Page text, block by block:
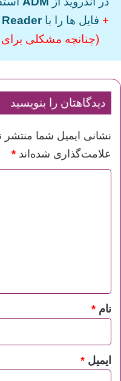
+ فایل ها را با
(چنانچه مشکلی برای
دیدگاهتان را بنویسید
نشانی ایمیل شما منتشر
علامت‌گذاری شده‌اند *
نام *
ایمیل *